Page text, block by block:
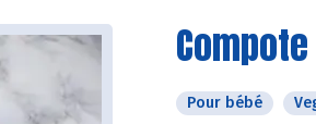
Pour bébé